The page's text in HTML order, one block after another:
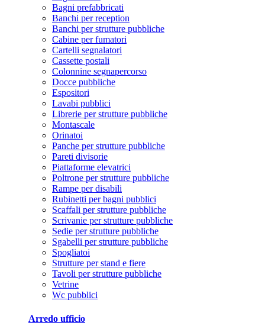
Bagni prefabbricati
Banchi per reception
Banchi per strutture pubbliche
Cabine per fumatori
Cartelli segnalatori
Cassette postali
Colonnine segnapercorso
Docce pubbliche
Espositori
Lavabi pubblici
Librerie per strutture pubbliche
Montascale
Orinatoi
Panche per strutture pubbliche
Pareti divisorie
Piattaforme elevatrici
Poltrone per strutture pubbliche
Rampe per disabili
Rubinetti per bagni pubblici
Scaffali per strutture pubbliche
Scrivanie per strutture pubbliche
Sedie per strutture pubbliche
Sgabelli per strutture pubbliche
Spogliatoi
Strutture per stand e fiere
Tavoli per strutture pubbliche
Vetrine
Wc pubblici
Arredo ufficio